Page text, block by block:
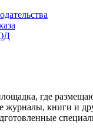
где
журналы, книги и